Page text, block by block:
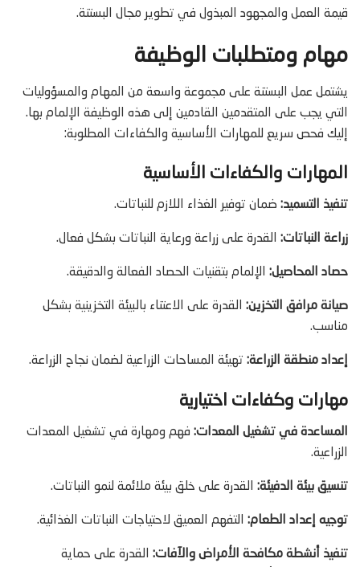
قيمة العمل والمجهود المبذول في تطوير مجال البستنة.
مهام ومتطلبات الوظيفة
يشتمل عمل البستنة على مجموعة واسعة من المهام والمسؤوليات
التي يجب على المتقدمين القادمين إلى هذه الوظيفة الإلمام بها.
إليك فحص سريع للمهارات الأساسية والكفاءات المطلوبة:
المهارات والكفاءات الأساسية
تنفيذ التسميد: ضمان توفير الغذاء اللازم للنباتات.
زراعة النباتات: القدرة على زراعة ورعاية النباتات بشكل فعال.
حصاد المحاصيل: الإلمام بتقنيات الحصاد الفعالة والدقيقة.
صيانة مرافق التخزين: القدرة على الاعتناء بالبيئة التخزينية بشكل
مناسب.
إعداد منطقة الزراعة: تهيئة المساحات الزراعية لضمان نجاح الزراعة.
مهارات وكفاءات اختيارية
المساعدة في تشغيل المعدات: فهم ومهارة في تشغيل المعدات
الزراعية.
تنسيق بيئة الدفيئة: القدرة على خلق بيئة ملائمة لنمو النباتات.
توجيه إعداد الطعام: التفهم العميق لاحتياجات النباتات الغذائية.
تنفيذ أنشطة مكافحة الأمراض والآفات: القدرة على حماية